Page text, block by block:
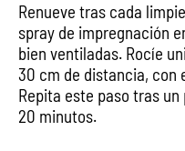
Renueve tras cada
spray de impregnación
bien ventiladas. Rocíe
30 cm de distancia, con
Repita este paso tras
20 minutos.